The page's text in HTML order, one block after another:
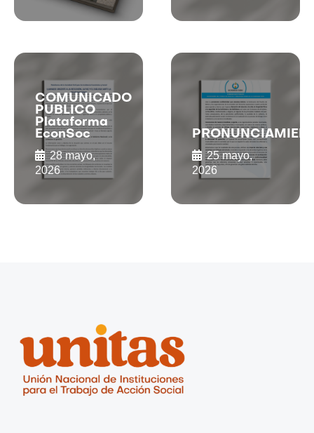
COMUNICADO
PUBLICO
Plataforma
EconSoc
28 mayo,
2026
25 mayo,
2026